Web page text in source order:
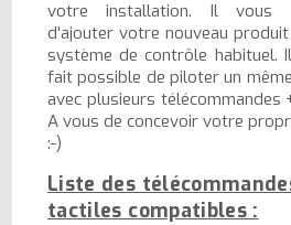
votre installation. Il vous
d'ajouter votre nouveau
système de contrôle habituel.
fait possible de piloter un
avec plusieurs télécommandes
A vous de concevoir votre
:-)
Liste des
tactiles compatibles :